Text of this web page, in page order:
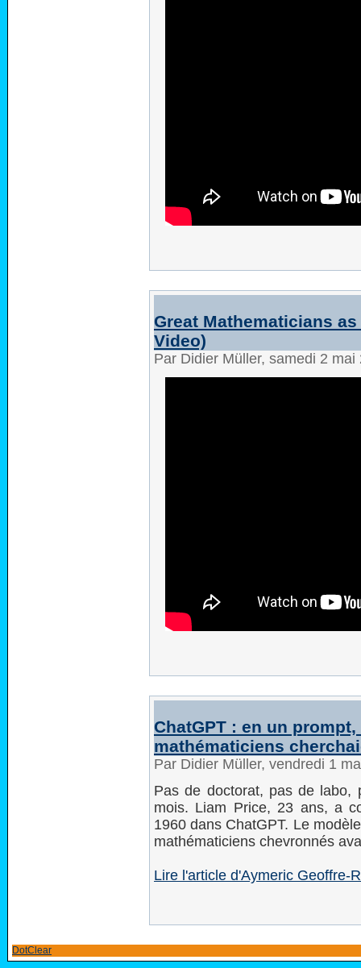
Great Mathematicians
Video)
Par Didier Müller, samedi 2
ChatGPT : en un
mathématiciens
Par Didier Müller, vendredi 1
Pas de doctorat, pas de labo,
mois. Liam Price, 23 ans, a
1960 dans ChatGPT. Le
mathématiciens chevronnés
Lire l'article d'Aymeric Geoffre-
DotClear